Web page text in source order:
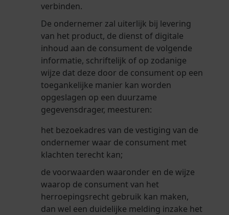
verbinden.
De ondernemer zal uiterlijk bij levering
van het product, de dienst of digitale
inhoud aan de consument de volgende
informatie, schriftelijk of op zodanige
wijze dat deze door de consument op een
toegankelijke manier kan worden
opgeslagen op een duurzame
gegevensdrager, meesturen:
het bezoekadres van de vestiging van de
ondernemer waar de consument met
klachten terecht kan;
de voorwaarden waaronder en de wijze
waarop de consument van het
herroepingsrecht gebruik kan maken,
dan wel een duidelijke melding inzake het